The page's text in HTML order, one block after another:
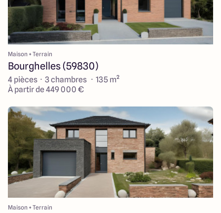
Maison + Terrain
Bourghelles (59830)
4 pièces · 3 chambres · 135 m²
À partir de 449 000 €
Maison + Terrain